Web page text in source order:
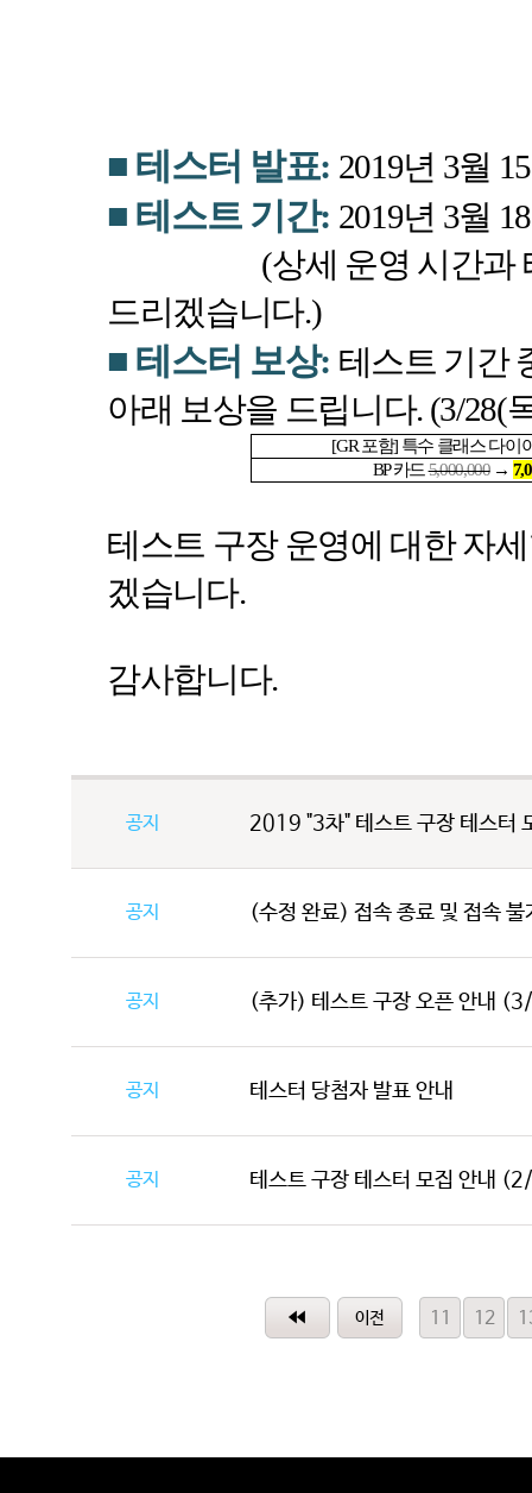
■ 테스터 발표: 2019년 3월 15
■ 테스트 기간: 2019년 3월 18
(상세 운영 시간과
드리겠습니다.)
■ 테스터 보상: 테스트 기간
아래 보상을 드립니다. (3/28(
[GR 포함] 특수 클래스 다이
BP카드5,000,000 →
테스트 구장 운영에 대한 자
겠습니다.
감사합니다.
공지 2019 "3차" 테스트 구장 테스
공지 (수정 완료) 접속 종료 및 접속 불
공지 (추가) 테스트 구장 오픈 안내
공지 테스터 당첨자 발표 안내
공지 테스트 구장 테스터 모집 안내
11 12